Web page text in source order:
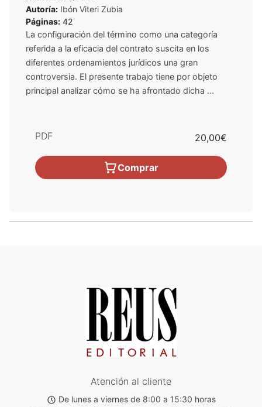
Autoría: Ibón Viteri Zubia
Páginas: 42
La configuración del término como una categoría
referida a la eficacia del contrato suscita en los
diferentes ordenamientos jurídicos una gran
controversia. El presente trabajo tiene por objeto
principal analizar cómo se ha afrontado dicha ...
PDF 20,00€
Comprar
Atención al cliente
De lunes a viernes de 8:00 a 15:30 horas